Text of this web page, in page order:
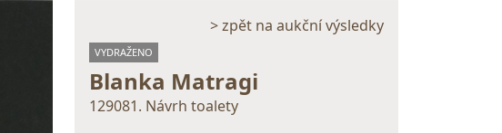
> zpět na aukční výsledky
VYDRAŽENO
Blanka Matragi
129081. Návrh toalety